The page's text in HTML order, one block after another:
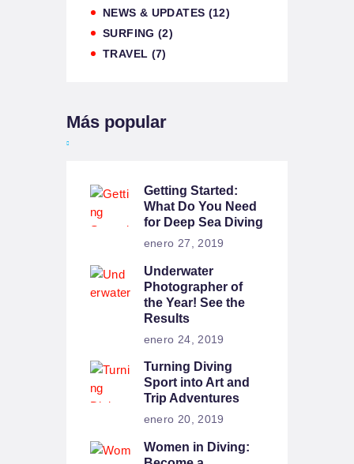
NEWS & UPDATES (12)
SURFING (2)
TRAVEL (7)
Más popular
Getting Started:
What Do You Need
for Deep Sea Diving
enero 27, 2019
Underwater
Photographer of
the Year! See the
Results
enero 24, 2019
Turning Diving
Sport into Art and
Trip Adventures
enero 20, 2019
Women in Diving: